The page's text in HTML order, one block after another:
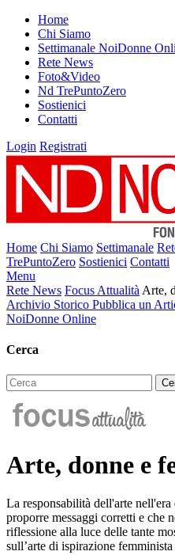
Home
Chi Siamo
Settimanale NoiDonne
Rete News
Foto&Video
Nd TrePuntoZero
Sostienici
Contatti
Login Registrati
Home Chi Siamo Settimanale
TrePuntoZero Sostienici Contatti
Menu
Rete News Focus Attualità Arte,
Archivio Storico Pubblica un
NoiDonne Online
Cerca
Arte, donne e
La responsabilità dell'arte
proporre messaggi corretti e
riflessione alla luce delle tante
sull’arte di ispirazione femminista